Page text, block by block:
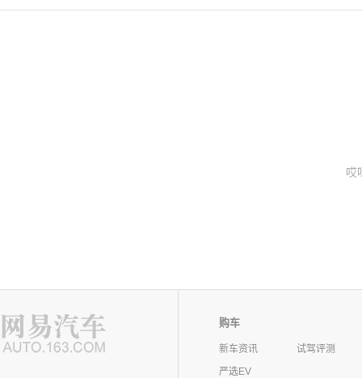
哎
购车
新车资讯
试驾评测
严选EV